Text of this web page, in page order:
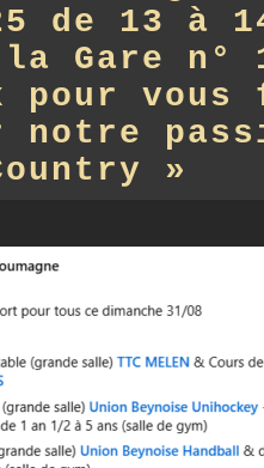
de 13 à
Gare n°
pour
notre
»